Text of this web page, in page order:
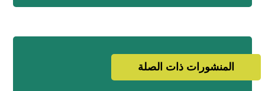
المنشورات ذات الصلة